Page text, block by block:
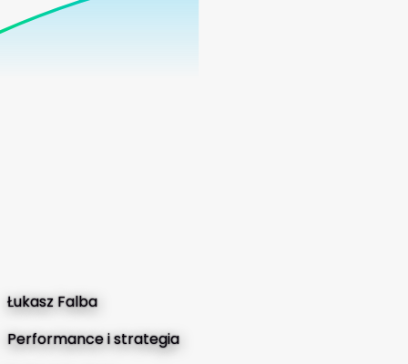
Łukasz Falba
Performance i strategia